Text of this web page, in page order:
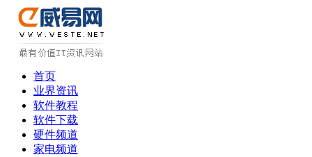
首页
业界资讯
软件教程
软件下载
硬件频道
家电频道